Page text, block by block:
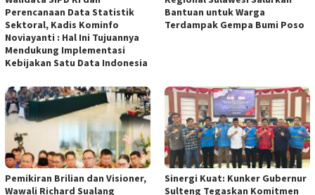
Perencanaan Data Statistik
Sektoral, Kadis Kominfo
Noviayanti : Hal Ini Tujuannya
Mendukung Implementasi
Kebijakan Satu Data Indonesia
Bantuan untuk Warga
Terdampak Gempa Bumi Poso
Pemikiran Brilian dan Visioner,
Wawali Richard Sualang
Sinergi Kuat: Kunker Gubernur
Sulteng Tegaskan Komitmen